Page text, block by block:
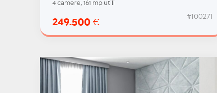
4 camere, 161 mp utili
249.500 €
#100271